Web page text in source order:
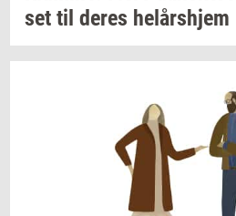
set til deres helårs­hjem